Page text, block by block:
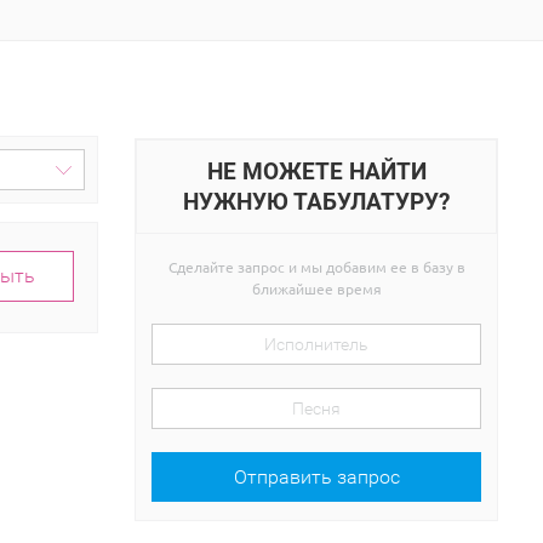
НЕ МОЖЕТЕ НАЙТИ
НУЖНУЮ ТАБУЛАТУРУ?
Сделайте запрос и мы добавим ее в базу в
ближайшее время
Отправить запрос